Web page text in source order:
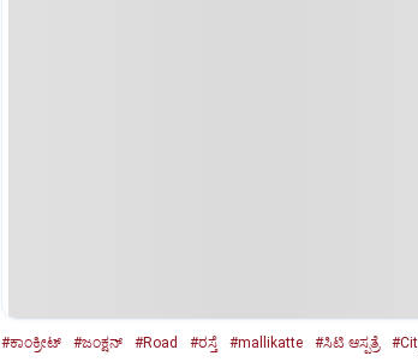
#ಕಾಂಕ್ರೀಟ್‌ #ಜಂಕ್ಷನ್‌ #Road #ರಸ್ತೆ #mallikatte #ಸಿಟಿ ಆಸ್ಪತ್ರೆ